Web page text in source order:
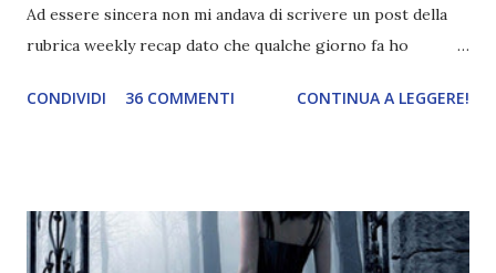
Ad essere sincera non mi andava di scrivere un post della
rubrica weekly recap dato che qualche giorno fa ho
troppo creare un nuovo banner xD Nella puntata di oggi vi
di dire in un libro? Ad esempio, i capelli arruffati . TUTTI I
RAGAZZI nei libri hanno i capelli arruffati. Vabbè, c'è crisi, il
CONDIVIDI 36 COMMENTI CONTINUA A LEGGERE!